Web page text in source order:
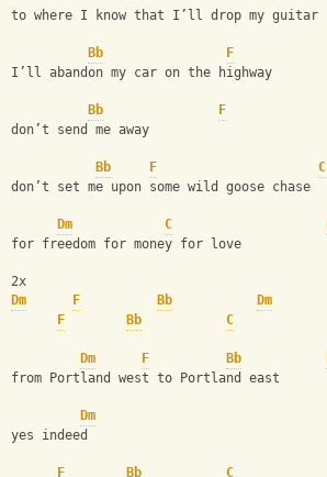
to where I know that I’ll drop my guitar
Bb F
I’ll abandon my car on the highway
Bb
F
don’t send me away
Bb F
C
don’t set me upon some wild goose chase
Dm C
for freedom for money for love
2x
Dm
F Bb
Dm
F
Bb C
Dm F Bb
from Portland west to Portland east
Dm
yes indeed
F Bb
C